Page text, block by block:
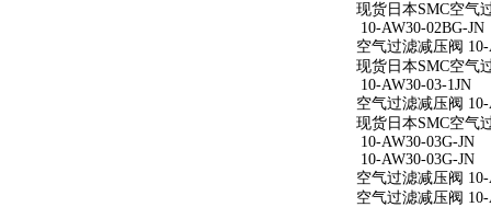
现货日本SMC空气
10-AW30-02BG-JN
空气过滤减压阀 10-
现货日本SMC空气
10-AW30-03-1JN
空气过滤减压阀 10-
现货日本SMC空气
10-AW30-03G-JN
10-AW30-03G-JN
空气过滤减压阀 10-
空气过滤减压阀 10-